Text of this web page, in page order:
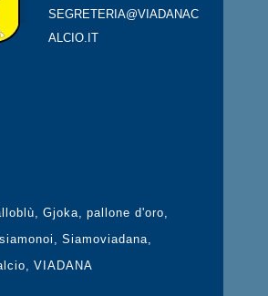
SEGRETERIA@VIADANAC
ALCIO.IT
Gjoka pallone d'oro
Siamoviadana
VIADANA